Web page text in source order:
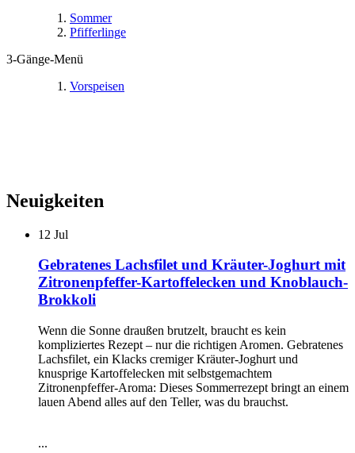
Sommer
Pfifferlinge
3-Gänge-Menü
Vorspeisen
Neuigkeiten
12 Jul
Gebratenes Lachsfilet und Kräuter-Joghurt mit
Zitronenpfeffer-Kartoffelecken und Knoblauch-
Brokkoli
Wenn die Sonne draußen brutzelt, braucht es kein
kompliziertes Rezept – nur die richtigen Aromen. Gebratenes
Lachsfilet, ein Klacks cremiger Kräuter-Joghurt und
knusprige Kartoffelecken mit selbstgemachtem
Zitronenpfeffer-Aroma: Dieses Sommerrezept bringt an einem
lauen Abend alles auf den Teller, was du brauchst.
...